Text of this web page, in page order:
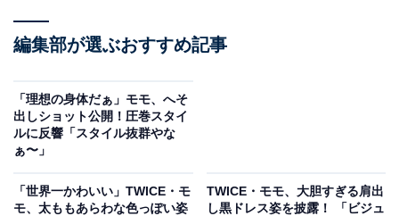
編集部が選ぶおすすめ記事
「理想の身体だぁ」モモ、へそ
出しショット公開！圧巻スタイ
ルに反響「スタイル抜群やな
ぁ〜」
「世界一かわいい」TWICE・モ
モ、太ももあらわな色っぽい姿
TWICE・モモ、大胆すぎる肩出
し黒ドレス姿を披露！ 「ビジュ